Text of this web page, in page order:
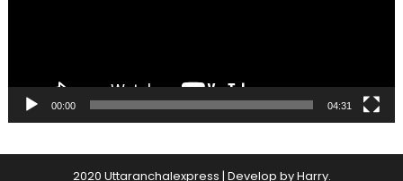
00:00 04:31
2020 Uttaranchalexpress | Develop byHarry.